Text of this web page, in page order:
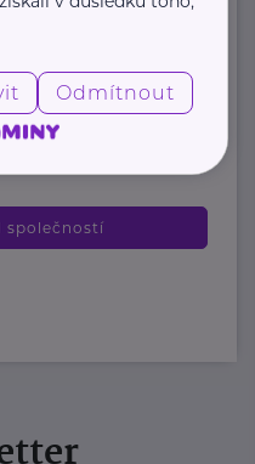
společností
Odmítnout